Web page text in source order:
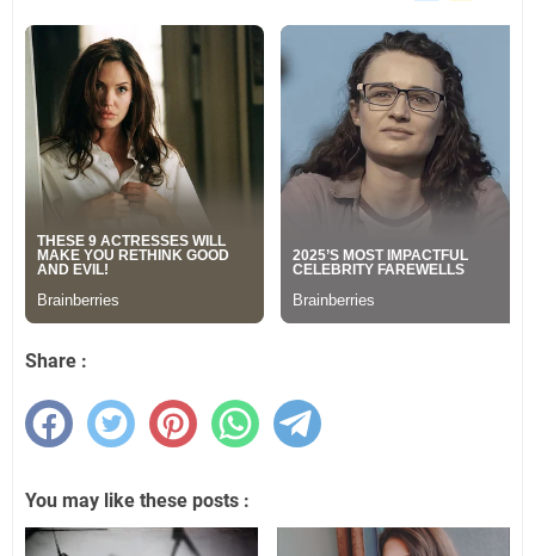
Share :
You may like these posts :